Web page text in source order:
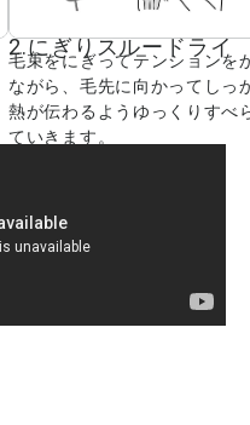
2.にぎりスルードライ
毛束をにぎってテンションを
ながら、毛先に向かってしっ
熱が伝わるようゆっくりすべ
ていきます。